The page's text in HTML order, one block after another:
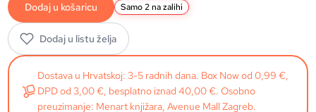
Dodaj u košaricu Samo 2 na zalihi
Dodaj u listu želja
Dostava u Hrvatskoj: 3-5 radnih dana. Box Now od 0,99 €,
DPD od 3,00 €, besplatno iznad 40,00 €. Osobno
preuzimanje: Menart knjižara, Avenue Mall Zagreb.